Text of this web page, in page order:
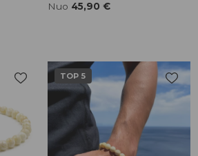
Nuo 45,90 €
į
prekės
TOP 5
Pridėti į
patikusios
prekės